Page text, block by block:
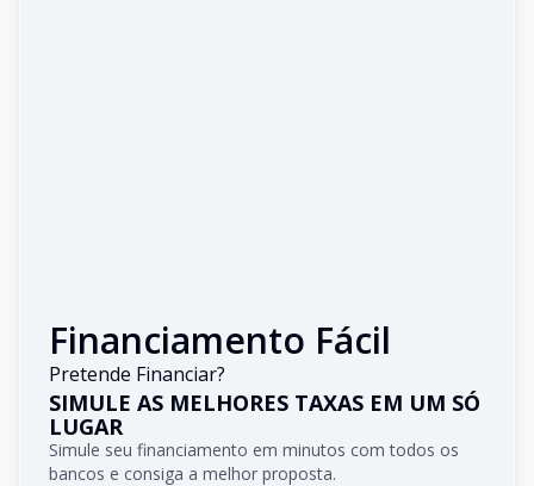
Financiamento Fácil
Pretende Financiar?
SIMULE AS MELHORES TAXAS EM UM SÓ
LUGAR
Simule seu financiamento em minutos com todos os
bancos e consiga a melhor proposta.